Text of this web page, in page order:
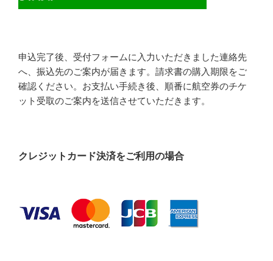
申込完了後、受付フォームに入力いただきました連絡先
へ、振込先のご案内が届きます。請求書の購入期限をご
確認ください。お支払い手続き後、順番に航空券のチケ
ット受取のご案内を送信させていただきます。
クレジットカード決済をご利用の場合